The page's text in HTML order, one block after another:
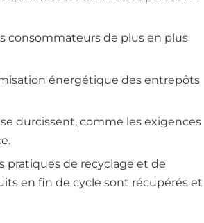
consommateurs de plus en plus
énergétique des entrepôts
durcissent, comme les exigences
pratiques de recyclage et de
en fin de cycle sont récupérés et